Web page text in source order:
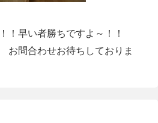
！早い者勝ちですよ～！！
お問合わせお待ちしておりま